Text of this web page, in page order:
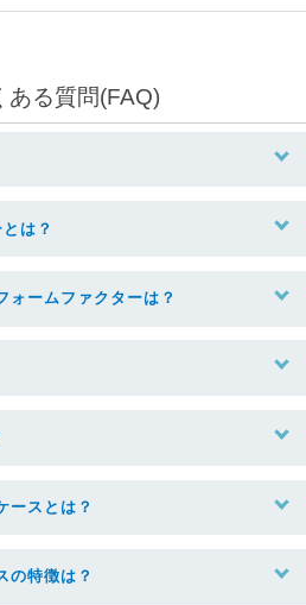
ある質問(FAQ)
は？
ォームファクターは？
ースとは？
の特徴は？